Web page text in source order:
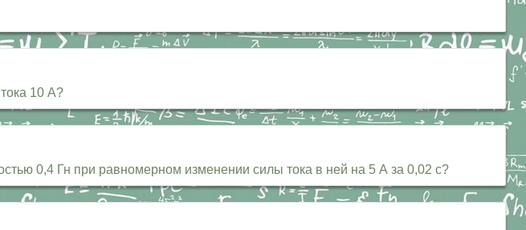
10 А?
0,4 Гн при равномерном изменении силы тока в ней на 5 А за 0,02 с?